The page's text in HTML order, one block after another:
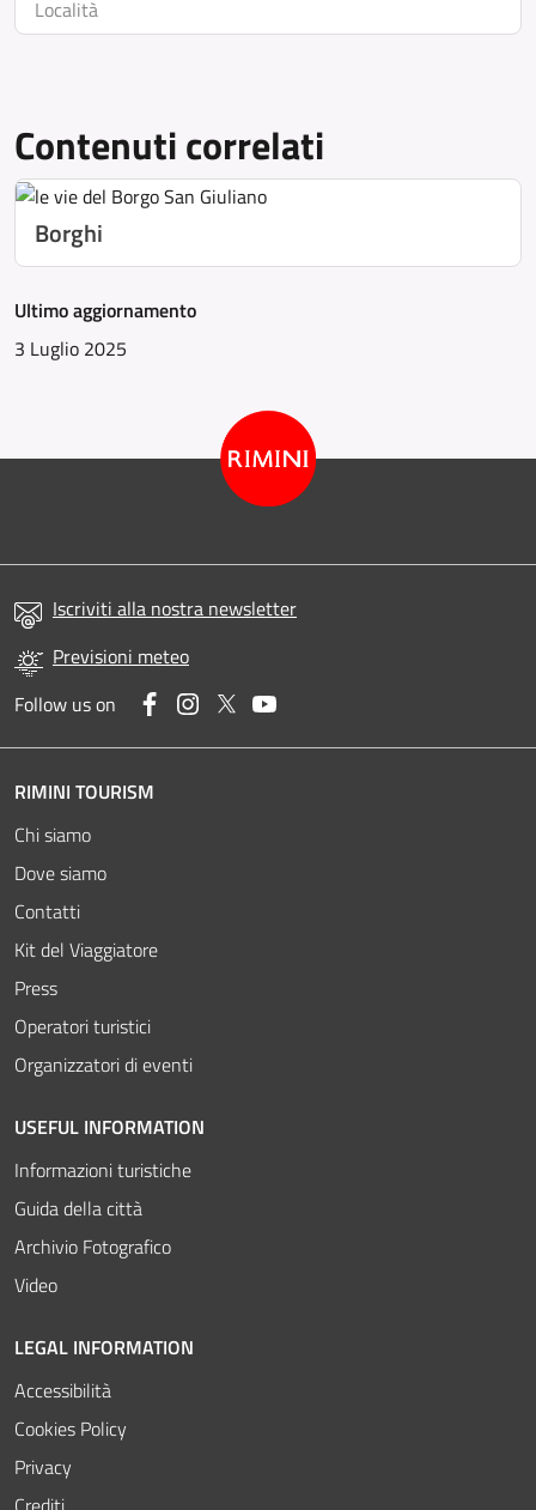
Località
Contenuti correlati
Borghi
Ultimo aggiornamento
3 Luglio 2025
Iscriviti alla nostra newsletter
Previsioni meteo
Follow us on
FacebookInstagram
Twitter
RIMINI TOURISM
Chi siamo
Dove siamo
Contatti
Kit del Viaggiatore
Press
Operatori turistici
Organizzatori di eventi
USEFUL INFORMATION
Informazioni turistiche
Guida della città
Archivio Fotografico
Video
LEGAL INFORMATION
Accessibilità
Cookies Policy
Privacy